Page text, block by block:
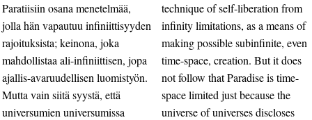
Paratiisiin osana menetelmää,
jolla hän vapautuu infiniittisyyden
rajoituksista; keinona, joka
mahdollistaa ali-infiniittisen, jopa
ajallis-avaruudellisen luomistyön.
Mutta vain siitä syystä, että
universumien universumissa
technique of self-liberation from
infinity limitations, as a means of
making possible subinfinite, even
time-space, creation. But it does
not follow that Paradise is time-
space limited just because the
universe of universes discloses